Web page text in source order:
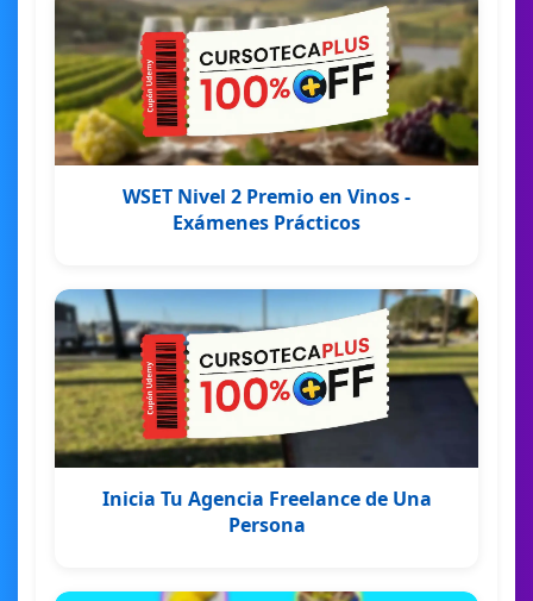
WSET Nivel 2 Premio en Vinos -
Exámenes Prácticos
Inicia Tu Agencia Freelance de Una
Persona